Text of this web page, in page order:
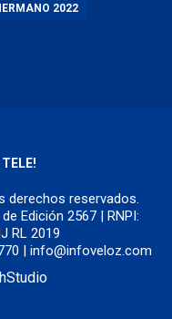
2022
TELE!
derechos reservados.
Edición 2567 | RNPI:
RL 2019
| info@infoveloz.com